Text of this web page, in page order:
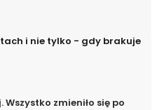
i nie tylko - gdy brakuje
Wszystko zmieniło się po